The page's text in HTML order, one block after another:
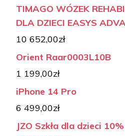
TIMAGO WÓZEK
DLA DZIECI EASYS
10 652,00zł
Orient Raar0003L10B
1 199,00zł
iPhone 14 Pro
6 499,00zł
JZO Szkła dla dzieci